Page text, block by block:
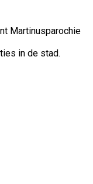
Martinusparochie
in de stad.